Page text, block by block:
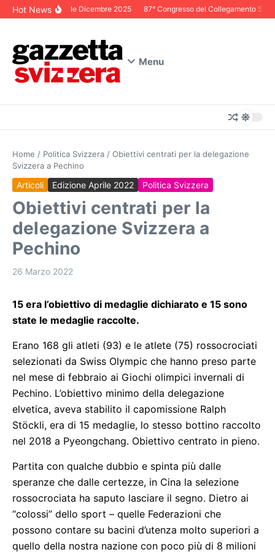
Salta al contenuto
Hot NewsEditoriale Dicembre 2025 87° Congresso del Collegamento
Menu
Home / Politica Svizzera / Obiettivi centrati per la delegazione
Svizzera a Pechino
Articoli Edizione Aprile 2022 Politica Svizzera
Obiettivi centrati per la
delegazione Svizzera a
Pechino
26 Marzo 2022
15 era l’obiettivo di medaglie dichiarato e 15 sono
state le medaglie raccolte.
Erano 168 gli atleti (93) e le atlete (75) rossocrociati
selezionati da Swiss Olympic che hanno preso parte
nel mese di febbraio ai Giochi olimpici invernali di
Pechino. L’obiettivo minimo della delegazione
elvetica, aveva stabilito il capomissione Ralph
Stöckli, era di 15 medaglie, lo stesso bottino raccolto
nel 2018 a Pyeongchang. Obiettivo centrato in pieno.
Partita con qualche dubbio e spinta più dalle
speranze che dalle certezze, in Cina la selezione
rossocrociata ha saputo lasciare il segno. Dietro ai
“colossi” dello sport – quelle Federazioni che
possono contare su bacini d’utenza molto superiori a
quello della nostra nazione con poco più di 8 milioni